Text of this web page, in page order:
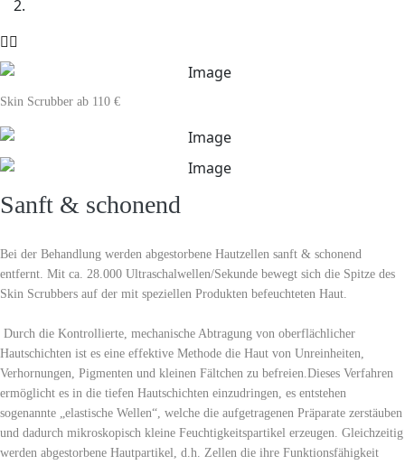
Skin Scrubber ab 110 €
Sanft & schonend
Bei der Behandlung werden abgestorbene Hautzellen sanft & schonend
entfernt. Mit ca. 28.000 Ultraschalwellen/Sekunde bewegt sich die Spitze des
Skin Scrubbers auf der mit speziellen Produkten befeuchteten Haut.
Durch die Kontrollierte, mechanische Abtragung von oberflächlicher
Hautschichten ist es eine effektive Methode die Haut von Unreinheiten,
Verhornungen, Pigmenten und kleinen Fältchen zu befreien.Dieses Verfahren
ermöglicht es in die tiefen Hautschichten einzudringen, es entstehen
sogenannte „elastische Wellen“, welche die aufgetragenen Präparate zerstäuben
und dadurch mikroskopisch kleine Feuchtigkeitspartikel erzeugen. Gleichzeitig
werden abgestorbene Hautpartikel, d.h. Zellen die ihre Funktionsfähigkeit